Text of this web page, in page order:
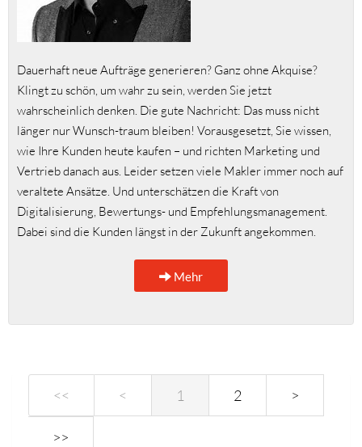
Dauerhaft neue Aufträge generieren? Ganz ohne Akquise?
Klingt zu schön, um wahr zu sein, werden Sie jetzt
wahrscheinlich denken. Die gute Nachricht: Das muss nicht
länger nur Wunsch-traum bleiben! Vorausgesetzt, Sie wissen,
wie Ihre Kunden heute kaufen – und richten Marketing und
Vertrieb danach aus. Leider setzen viele Makler immer noch auf
veraltete Ansätze. Und unterschätzen die Kraft von
Digitalisierung, Bewertungs- und Empfehlungsmanagement.
Dabei sind die Kunden längst in der Zukunft angekommen.
Mehr
<< < 1 2 >
>>